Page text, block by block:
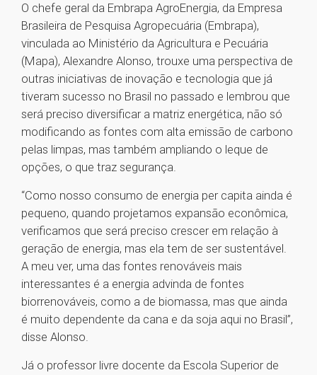
O chefe geral da Embrapa AgroEnergia, da Empresa
Brasileira de Pesquisa Agropecuária (Embrapa),
vinculada ao Ministério da Agricultura e Pecuária
(Mapa), Alexandre Alonso, trouxe uma perspectiva de
outras iniciativas de inovação e tecnologia que já
tiveram sucesso no Brasil no passado e lembrou que
será preciso diversificar a matriz energética, não só
modificando as fontes com alta emissão de carbono
pelas limpas, mas também ampliando o leque de
opções, o que traz segurança.
“Como nosso consumo de energia per capita ainda é
pequeno, quando projetamos expansão econômica,
verificamos que será preciso crescer em relação à
geração de energia, mas ela tem de ser sustentável.
A meu ver, uma das fontes renováveis mais
interessantes é a energia advinda de fontes
biorrenováveis, como a de biomassa, mas que ainda
é muito dependente da cana e da soja aqui no Brasil”,
disse Alonso.
Já o professor livre docente da Escola Superior de